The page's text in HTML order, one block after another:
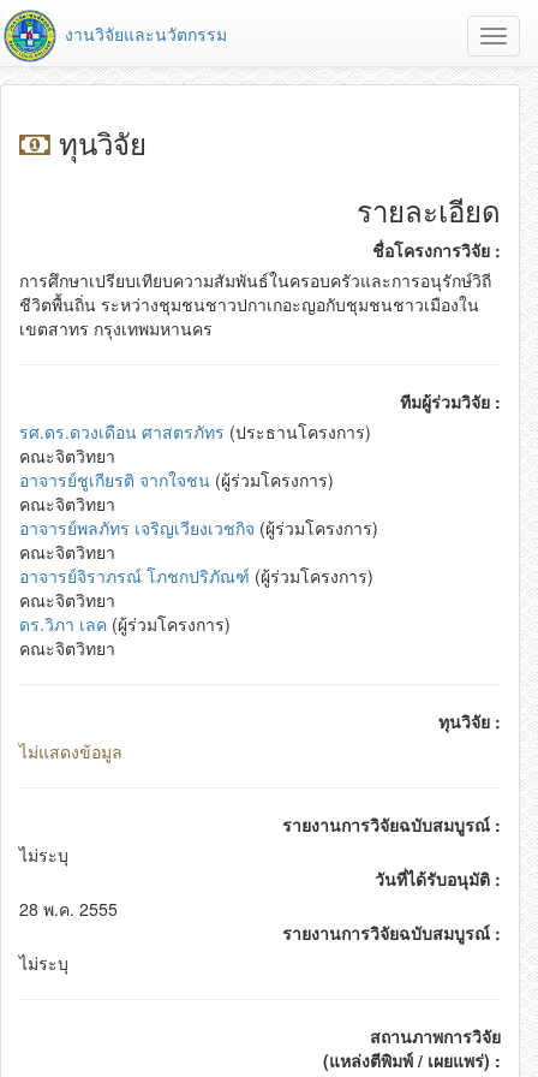
งานวิจัยและนวัตกรรม
ทุนวิจัย
รายละเอียด
ชื่อโครงการวิจัย :
การศึกษาเปรียบเทียบความสัมพันธ์ในครอบครัวและการอนุรักษ์วิถี
ชีวิตพื้นถิ่น ระหว่างชุมชนชาวปกาเกอะญอกับชุมชนชาวเมืองใน
เขตสาทร กรุงเทพมหานคร
ทีมผู้ร่วมวิจัย :
รศ.ดร.ดวงเดือน ศาสตรภัทร (ประธานโครงการ)
คณะจิตวิทยา
อาจารย์ชูเกียรติ จากใจชน (ผู้ร่วมโครงการ)
คณะจิตวิทยา
อาจารย์พลภัทร เจริญเวียงเวชกิจ (ผู้ร่วมโครงการ)
คณะจิตวิทยา
อาจารย์จิราภรณ์ โภชกปริภัณฑ์ (ผู้ร่วมโครงการ)
คณะจิตวิทยา
ดร.วิภา เลค (ผู้ร่วมโครงการ)
คณะจิตวิทยา
ทุนวิจัย :
ไม่แสดงข้อมูล
รายงานการวิจัยฉบับสมบูรณ์ :
ไม่ระบุ
วันที่ได้รับอนุมัติ :
28 พ.ค. 2555
รายงานการวิจัยฉบับสมบูรณ์ :
ไม่ระบุ
สถานภาพการวิจัย
(แหล่งตีพิมพ์ / เผยแพร่) :